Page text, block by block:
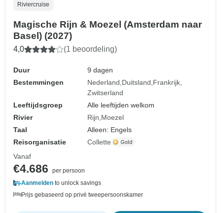
Riviercruise
Magische Rijn & Moezel (Amsterdam naar
Basel) (2027)
4,0 (1 beoordeling)
Duur
9 dagen
Bestemmingen
Nederland Duitsland Frankrijk
Zwitserland
Leeftijdsgroep
Alle leeftijden welkom
Rivier
Rijn Moezel
Taal
Alleen: Engels
Reisorganisatie
Collette
Vanaf
€4.686
per persoon
Aanmelden to unlock savings
Prijs gebaseerd op privé tweepersoonskamer